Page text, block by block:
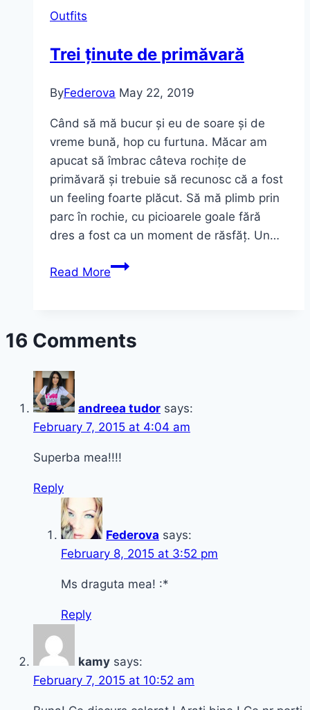
Outfits
Trei ținute de primăvară
ByFederova May 22, 2019
Când să mă bucur și eu de soare și de
vreme bună, hop cu furtuna. Măcar am
apucat să îmbrac câteva rochițe de
primăvară și trebuie să recunosc că a fost
un feeling foarte plăcut. Să mă plimb prin
parc în rochie, cu picioarele goale fără
dres a fost ca un moment de răsfăț. Un…
Read MoreTrei
16 Comments
andreea tudor says:
February 7, 2015 at 4:04 am
Superba mea!!!!
Reply
Federova says:
February 8, 2015 at 3:52 pm
Ms draguta mea! :*
Reply
kamy says:
February 7, 2015 at 10:52 am